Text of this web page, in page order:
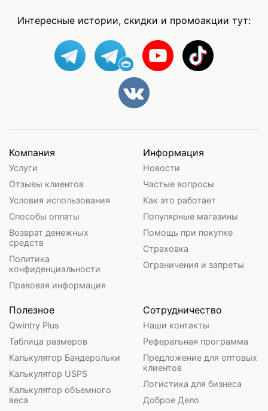
Интересные истории, скидки и промоакции тут:
Компания
Услуги
Отзывы клиентов
Условия использования
Способы оплаты
Возврат денежных
средств
Политика
конфиденциальности
Правовая информация
Информация
Новости
Частые вопросы
Как это работает
Популярные магазины
Помощь при покупке
Страховка
Ограничения и запреты
Полезное
Qwintry Plus
Таблица размеров
Калькулятор Бандерольки
Калькулятор USPS
Калькулятор объемного
веса
Сотрудничество
Наши контакты
Реферальная программа
Предложение для оптовых
клиентов
Логистика для бизнеса
Доброе Дело